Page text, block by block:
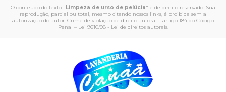
O conteúdo do texto " Limpeza de urso de pelúcia" é de direito reservado. Sua
reprodução, parcial ou total, mesmo citando nossos links, é proibida sem a
autorização do autor. Crime de violação de direito autoral – artigo 184 do Código
Penal – Lei 9610/98 - Lei de direitos autorais.